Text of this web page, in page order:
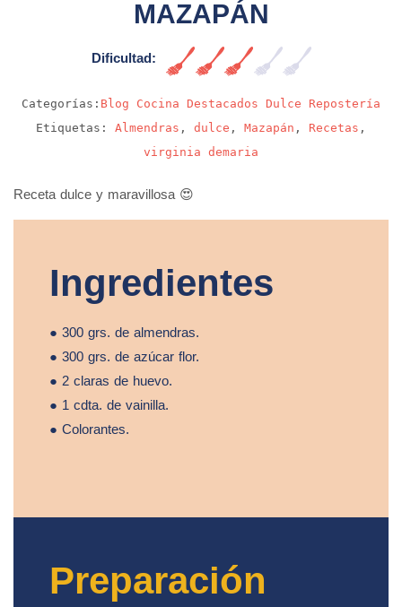
MAZAPÁN
Dificultad:
Categorías: Blog Cocina Destacados Dulce
Repostería
Etiquetas: Almendras , dulce , Mazapán , Recetas ,
virginia demaria
Receta dulce y maravillosa 😍
Ingredientes
● 300 grs. de almendras.
● 300 grs. de azúcar flor.
● 2 claras de huevo.
● 1 cdta. de vainilla.
● Colorantes.
Preparación